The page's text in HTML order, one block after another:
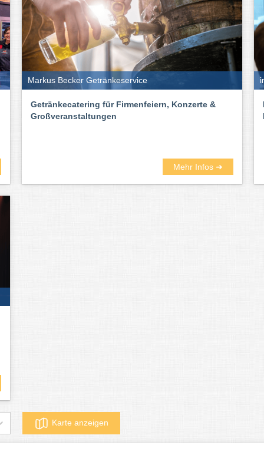
Markus Becker Getränkeservice
Getränkecatering für Firmenfeiern, Konzerte &
Großveranstaltungen
Mehr Infos ➜
Karte anzeigen